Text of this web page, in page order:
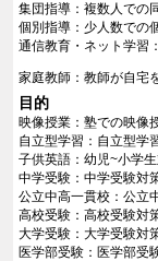
集団指導
複数人での
個別指導
少人数での
通信教育・ネット学習
家庭教師
教師が自宅
目的
映像授業
塾での映像
自立型学習
自立型学
子供英語
幼児~小学
中学受験
中学受験対
公立中高一貫校
公立
高校受験
高校受験対
大学受験
大学受験対
医学部受験
医学部受